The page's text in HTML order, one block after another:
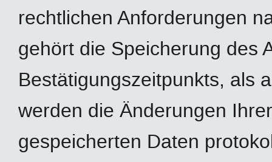
rechtlichen Anforderungen
gehört die Speicherung des
Bestätigungszeitpunkts, als
werden die Änderungen
gespeicherten Daten